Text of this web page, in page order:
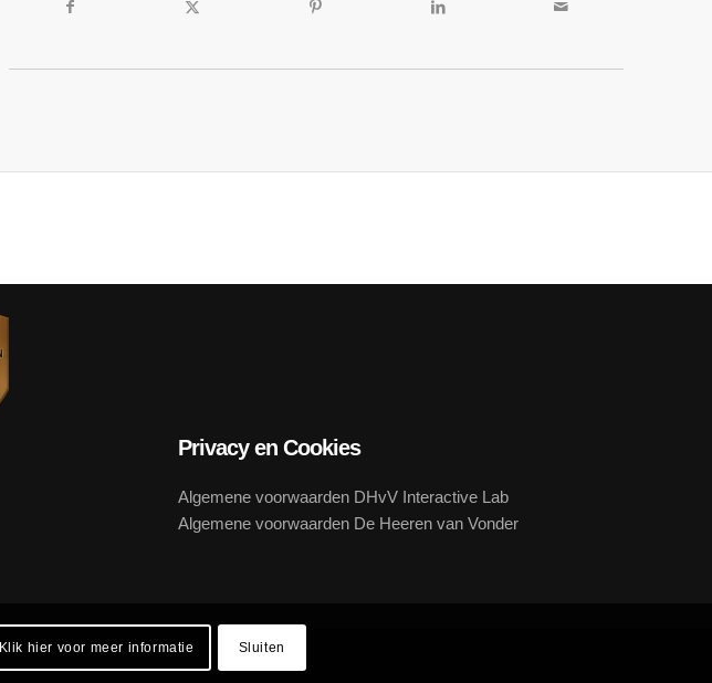
Privacy en Cookies
Algemene voorwaarden DHvV Interactive Lab
Algemene voorwaarden De Heeren van Vonder
Klik hier voor meer informatie Sluiten